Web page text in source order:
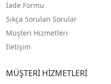
İade Formu
Sıkça Sorulan Sorular
Müşteri Hizmetleri
İletişim
MÜŞTERİ HİZMETLERİ